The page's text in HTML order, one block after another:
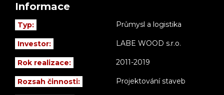
Informace
Typ: Průmysl a logistika
Investor: LABE WOOD s.r.o.
Rok realizace: 2011-2019
Rozsah činnosti: Projektování staveb